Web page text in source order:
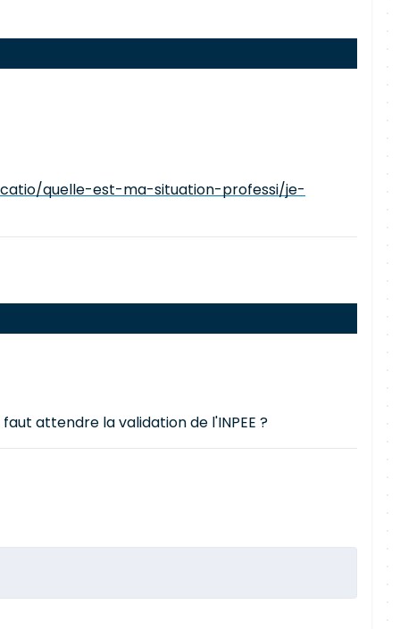
quelle-est-ma-situation-professi/je-
attendre la validation de l'INPEE ?